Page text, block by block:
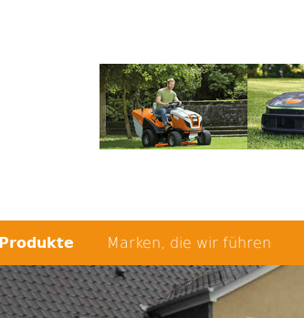
Produkte Marken, die wir führen